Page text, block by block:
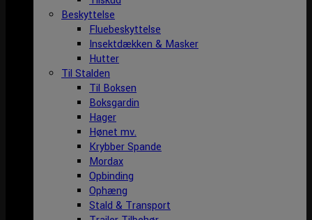
Beskyttelse
Fluebeskyttelse
Insektdækken & Masker
Hutter
Til Stalden
Til Boksen
Boksgardin
Hager
Hønet mv.
Krybber Spande
Mordax
Opbinding
Ophæng
Stald & Transport